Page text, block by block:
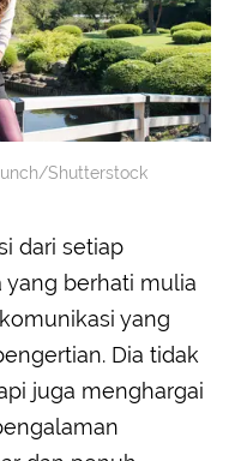
Shutterstock
dari setiap
yang berhati mulia
yang
Dia tidak
juga menghargai